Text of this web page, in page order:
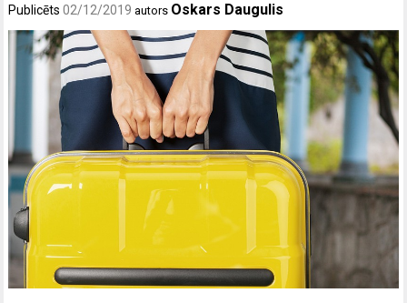
Publicēts02/12/2019 autors Oskars Daugulis